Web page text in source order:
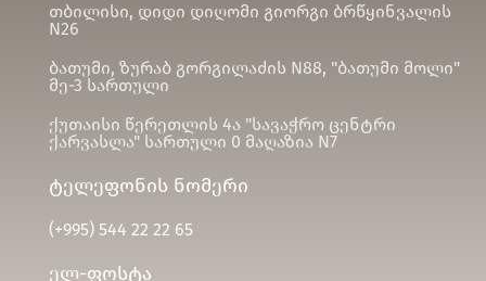
თბილისი, დიდი დიღომი გიორგი ბრწყინვალის
N26
ბათუმი, ზურაბ გორგილაძის N88, "ბათუმი მოლი"
მე-3 სართული
ქუთაისი წერეთლის 4ა "სავაჭრო ცენტრი
ქარვასლა" სართული 0 მაღაზია N7
ტელეფონის ნომერი
(+995)544 22 22 65
ელ-ფოსტა